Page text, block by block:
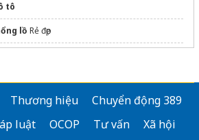
tô
lồ Rẻ đẹp
Đà Nẵng bdsvidieubdsViDieu.com
Citymới nhất
Thương hiệu
Chuyển động 389
luật
OCOP Tư vấn
Xã hội